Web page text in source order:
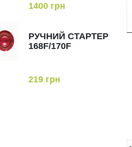
1400 грн
РУЧНИЙ СТАРТЕР
168F/170F
219 грн